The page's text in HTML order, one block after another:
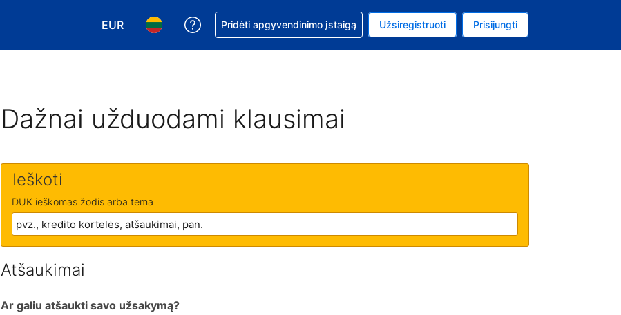
EUR
Pasirinkite valiutą. Jūsų pasirinkta valiuta: Euras
Pasirinkite kalbą. Jūsų pasirinkta kalba: Lietuvių
Pagalba dėl užsakymo
Pridėti apgyvendinimo įstaigą Užsiregistruoti Prisijungti
Dažnai užduodami klausimai
Ieškoti
DUK ieškomas žodis arba tema
Atšaukimai
Ar galiu atšaukti savo užsakymą?